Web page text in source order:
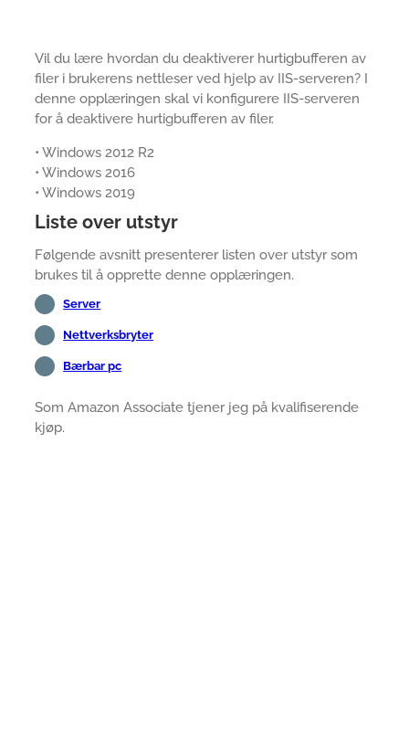
Vil du lære hvordan du deaktiverer hurtigbufferen av
filer i brukerens nettleser ved hjelp av IIS-serveren? I
denne opplæringen skal vi konfigurere IIS-serveren
for å deaktivere hurtigbufferen av filer.
• Windows 2012 R2
• Windows 2016
• Windows 2019
Liste over utstyr
Følgende avsnitt presenterer listen over utstyr som
brukes til å opprette denne opplæringen.
Server
Nettverksbryter
Bærbar pc
Som Amazon Associate tjener jeg på kvalifiserende
kjøp.